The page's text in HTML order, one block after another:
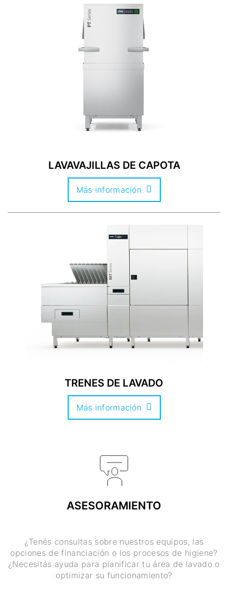
LAVAVAJILLAS DE CAPOTA
Más información
TRENES DE LAVADO
Más información
ASESORAMIENTO
¿Tenés consultas sobre nuestros equipos, las
opciones de financiación o los procesos de higiene?
¿Necesitás ayuda para planificar tu área de lavado o
optimizar su funcionamiento?